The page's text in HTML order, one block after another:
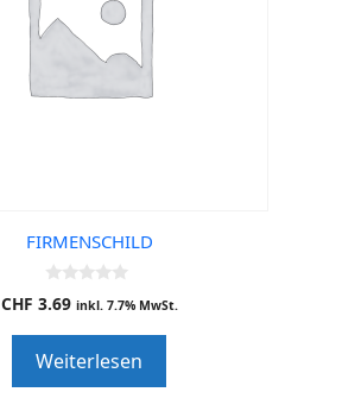
FIRMENSCHILD
0
o
o
f
5
CHF 3.69 inkl. 7.7% MwSt.
Weiterlesen